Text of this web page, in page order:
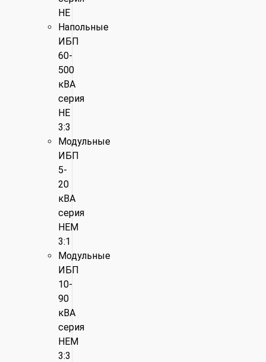
HE
Напольные
ИБП
60-
500
кВА
серия
HE
3:3
Модульные
ИБП
5-
20
кВА
серия
HEM
3:1
Модульные
ИБП
10-
90
кВА
серия
HEM
3:3